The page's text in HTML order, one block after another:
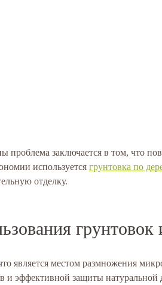
проблема заключается в том, что
используется грунтовка по
отделку.
является местом размножения
эффективной защиты натуральной